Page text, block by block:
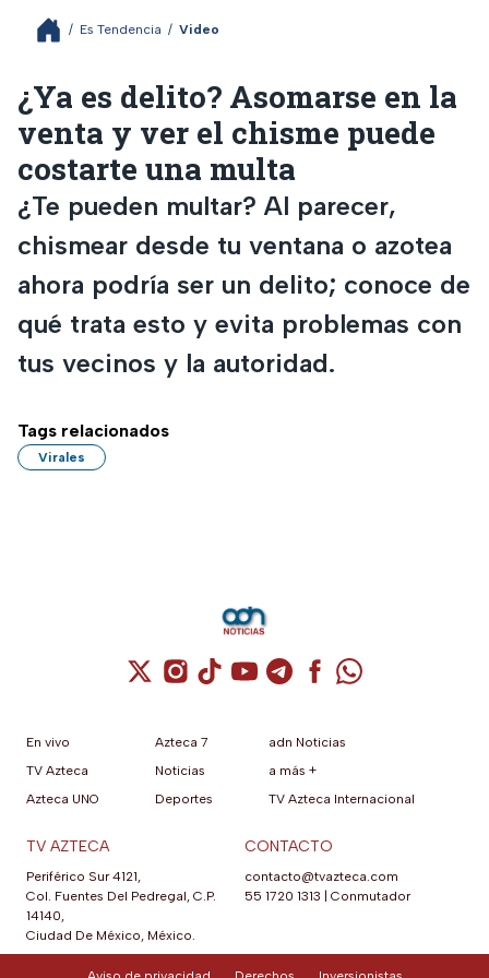
/ Es Tendencia / Video
¿Ya es delito? Asomarse en la
venta y ver el chisme puede
costarte una multa
¿Te pueden multar? Al parecer,
chismear desde tu ventana o azotea
ahora podría ser un delito; conoce de
qué trata esto y evita problemas con
tus vecinos y la autoridad.
Tags relacionados
Virales
Cuenta de X / Twitter (se abre en una
Cuenta de Instagram (se abre en una
Cuenta de TikTok (se abre en
Cuenta de YouTube (se abre
Cuenta de Telegram (se
Cuenta de
Cuenta de
En vivo
TV Azteca
Azteca UNO
Azteca 7
Noticias
Deportes
adn Noticias
a más +
TV Azteca Internacional
TV AZTECA
Periférico Sur 4121,
Col. Fuentes Del Pedregal, C.P.
14140,
Ciudad De México, México.
CONTACTO
contacto@tvazteca.com
55 1720 1313 | Conmutador